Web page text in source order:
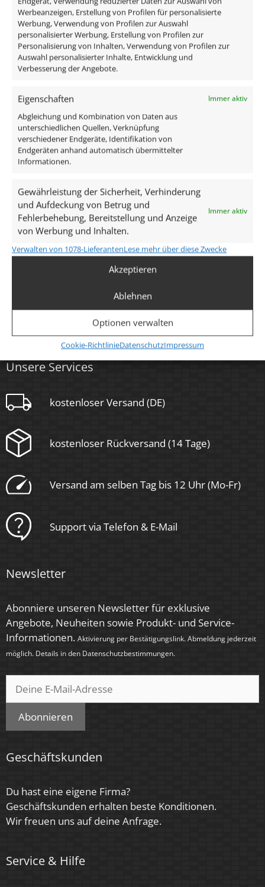
Werbeanzeigen, Erstellung von Profilen für personalisierte
Werbung, Verwendung von Profilen zur Auswahl
personalisierter Werbung, Erstellung von Profilen zur
Personalisierung von Inhalten, Verwendung von Profilen zur
Auswahl personalisierter Inhalte, Entwicklung und
Verbesserung der Angebote.
Eigenschaften Immer aktiv
Abgleichung und Kombination von Daten aus
unterschiedlichen Quellen, Verknüpfung
verschiedener Endgeräte, Identifikation von
Endgeräten anhand automatisch übermittelter
Informationen.
Gewährleistung der Sicherheit, Verhinderung
und Aufdeckung von Betrug und
Fehlerbehebung, Bereitstellung und Anzeige
von Werbung und Inhalten.
Immer aktiv
Verwalten von 1078-LieferantenLese mehr über diese Zwecke
Akzeptieren
Ablehnen
Optionen verwalten
Cookie-RichtlinieDatenschutzImpressum
LED Aufbaustrahler 230V
| dimmbar & 93 CRI | 7W
statt 90W | anthrazit |
Aluminium | 20°
ab48,99 €
inkl. MwSt. zzgl.Versandkosten
Lieferzeit:1-3 Tage
1 2 3
Unsere Services
kostenloser Versand (DE)
kostenloser Rückversand (14 Tage)
Versand am selben Tag bis 12 Uhr (Mo-Fr)
Support via Telefon & E-Mail
Newsletter
Abonniere unseren Newsletter für exklusive
Angebote, Neuheiten sowie Produkt- und Service-
Informationen. Aktivierung per Bestätigungslink. Abmeldung jederzeit
möglich. Details in den Datenschutzbestimmungen.
Abonnieren
Geschäftskunden
Du hast eine eigene Firma?
Geschäftskunden erhalten beste Konditionen.
Wir freuen uns auf deine Anfrage.
Service & Hilfe